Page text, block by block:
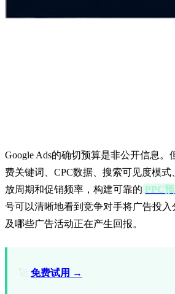
Google Ads的确切预算是非公开信息
费关键词、CPC数据、搜索可见度模
放周期和促销频率，构建可靠的 PPC
号可以清晰地看到竞争对手将广告投
及哪些广告活动正在产生回报。
🚀 免费试用 →